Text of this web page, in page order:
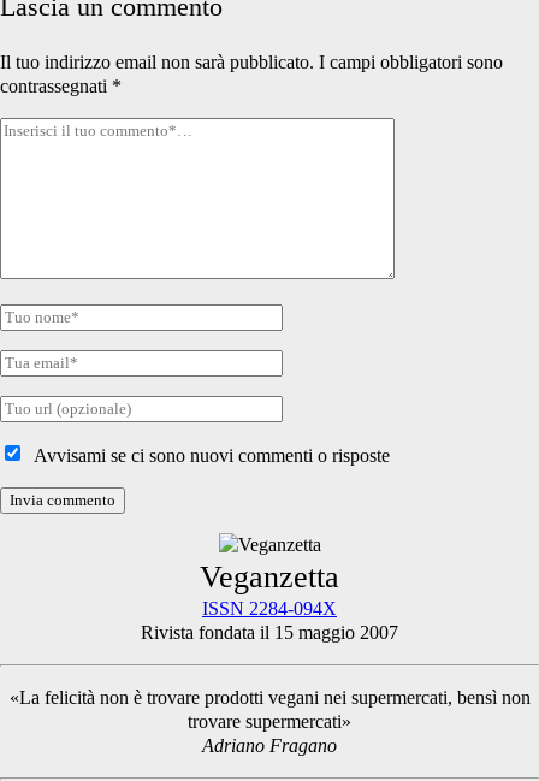
Lascia un commento
Il tuo indirizzo email non sarà pubblicato. I campi obbligatori sono
contrassegnati *
Tuo
Tuo
Tua
Tuo
internetAvvisami se ci sono nuovi commenti o risposte
Sidebar
Veganzetta
ISSN 2284-094X
Rivista fondata il 15 maggio 2007
«La felicità non è trovare prodotti vegani nei supermercati, bensì non
trovare supermercati»
Adriano Fragano